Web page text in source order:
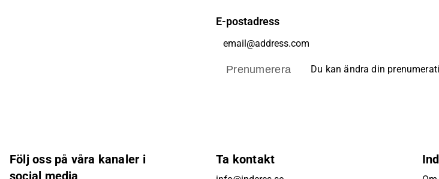
E-postadress
Prenumerera Du kan ändra din
Följ oss på våra kanaler i
social media
Ta kontakt